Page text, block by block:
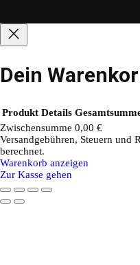
Dein
Produkte
im
Warenkorb
Produkt Details
Zwischensumme 0,00 €
Versandgebühren, Steuern und
berechnet.
Warenkorb anzeigen
Zur Kasse gehen